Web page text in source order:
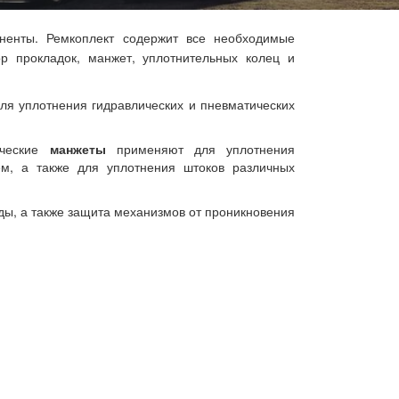
Ремкоплект содержит все необходимые
прокладок, манжет, уплотнительных колец и
уплотнения гидравлических и пневматических
манжеты применяют для уплотнения
а также для уплотнения штоков различных
а также защита механизмов от проникновения